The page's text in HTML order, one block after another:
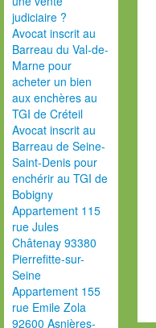
judiciaire ?
Avocat inscrit au
Barreau du Val-de-
Marne pour
acheter un bien
aux enchères au
TGI de Créteil
Avocat inscrit au
Barreau de Seine-
Saint-Denis pour
enchérir au TGI de
Bobigny
Appartement 115
rue Jules
Châtenay 93380
Pierrefitte-sur-
Seine
Appartement 155
rue Emile Zola
92600 Asnières-